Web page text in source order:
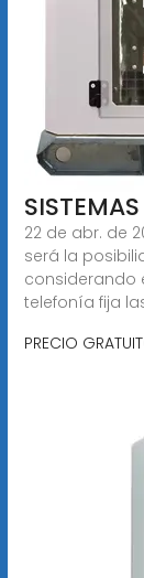
22 de abr. de
será la
considerando
telefonía fija
PRECIO